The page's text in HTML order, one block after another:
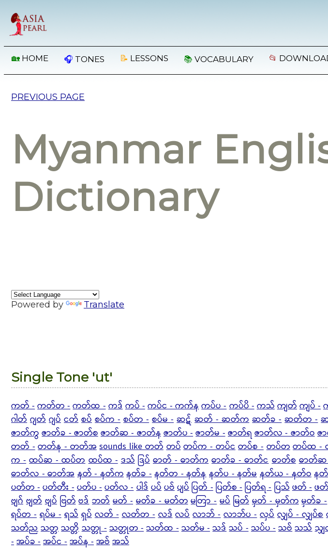
🏡 HOME 🎧 TONES 📝 LESSONS 📚 VOCABULARY 📂
PREVIOUS PAGE
Myanmar
Dictionary
Powered by Translate
Single Tone 'ut'
ကတ် -ကတ်တ -ကတ်ထ -ကဒ်ကပ် -ကပ်င - ကက်နကပ်ပ -ကပ်ပိ -ကသ်ကျတ်ကျပ် -
ဂါတ် ဂျတ် ဂျပ် ငတ် စပ် စပ်က - စပ်တ - စပ်မ - ဆဋ် ဆတ် - ဆတ်က ဆတ်ခ - ဆတ်တ -
ဇာတ်ကွ ဇာတ်ခ - ဇာတ်စဇာတ်ဆ - ဇာတ်နဇာတ်ပ -ဇာတ်မ -ဇာတ်ရ ဇာတ်လ - ဇာတ်ဝဇ
တတ် - တတ်န - တတ်အ sounds like တတ် တပ် တပ်က - တပ်င တပ်စ - တပ်တ တပ်ထ -
က - ထပ်ဆ - ထပ်တ ထပ်ထ - ဒသ် ဒြပ် ဓာတ် - ဓာတ်က ဓာတ်ခ - ဓာတ်င ဓာတ်စ ဓာတ်ဆ
ဓာတ်လ - ဓာတ်အ နတ် - နတ်ကနတ်ခ -နတ်တ - နတ်နနတ်ပ - နတ်မနတ်ယ - နတ်ဝန
ပတ်တ -ပတ်တီး -ပတ်ပ -ပတ်လ -ပါဒ်ပပ်ပဗ်ပျပ်ပြတ် -ပြတ်စ -ပြတ်ရ -ပြသ်ဖတ် -ဖ
ဗျဂ် ဗျတ် ဗျပ် ဗြတ် ဗဒ် ဘတ် မတ် - မတ်ခ - မတ်တ မတြာ - မပ် မြတ် မှတ် - မှတ်က မှတ်ခ -
ရပ်တ - ရပ်မ - ရသ် ရှပ် လတ် - လတ်တ - လဒ် လပ် လာဘ် - လာဘ်ပ - လှပ် လျှပ် - လျှပ်စ
သတ်ညသတ္တသတ္တိသတ္တု -သတ္တုတ -သတ်ထ -သတ်မ -သဒ်သပ် -သပ်ပ -သဗ်သသ်သ
-အပ်ခ -အပ်င -အပ်န -အဗ်အသ်